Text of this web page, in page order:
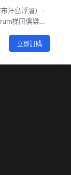
汗島浮潛）-
梯田俱樂部-
立即訂購